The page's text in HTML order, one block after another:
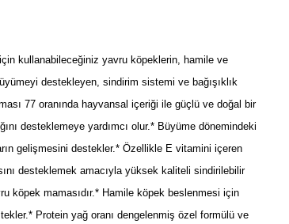
kullanabileceğiniz yavru köpeklerin, hamile ve
destekleyen, sindirim sistemi ve bağışıklık
77 oranında hayvansal içeriği ile güçlü ve doğal bir
desteklemeye yardımcı olur.* Büyüme dönemindeki
gelişmesini destekler.* Özellikle E vitamini içeren
desteklemek amacıyla yüksek kaliteli sindirilebilir
köpek mamasıdır.* Hamile köpek beslenmesi için
Protein yağ oranı dengelenmiş özel formülü ve